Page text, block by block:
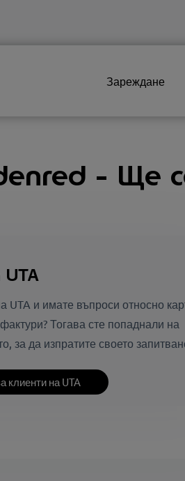
Зареждане
- Ще
UTA и имате въпроси относно
Тогава сте попаднали на
за да изпратите своето
клиенти на UTA